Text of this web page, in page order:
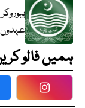
عہدوں
ہمیں فالو